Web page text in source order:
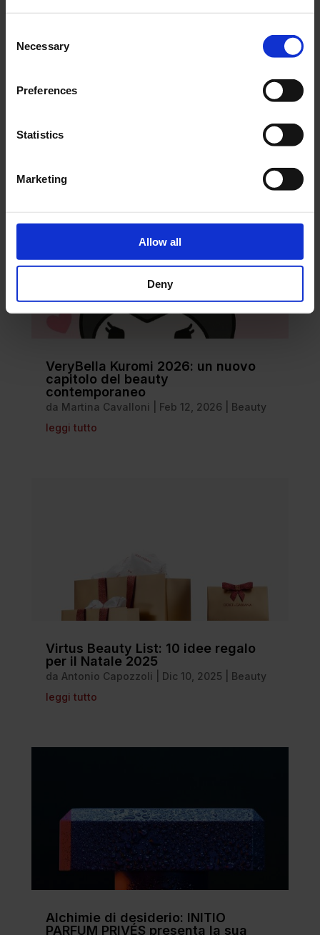
Selection
Necessary
Preferences
Statistics
Marketing
Allow all
Deny
leggi tutto
« Post precedenti Post successivi »
VeryBella Kuromi 2026: un nuovo
capitolo del beauty
contemporaneo
da Martina Cavalloni Feb 12, 2026
Beauty
leggi tutto
Virtus Beauty List: 10 idee regalo
per il Natale 2025
da Antonio Capozzoli Dic 10, 2025
Beauty
leggi tutto
Alchimie di desiderio: INITIO
PARFUM PRIVÉS presenta la sua